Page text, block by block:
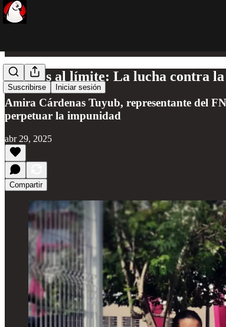
Suscribirse Iniciar sesión
Madres al límite: La lucha contra
Amira Cárdenas Tuyub, representante del
perpetuar la impunidad
abr 29, 2025
Compartir